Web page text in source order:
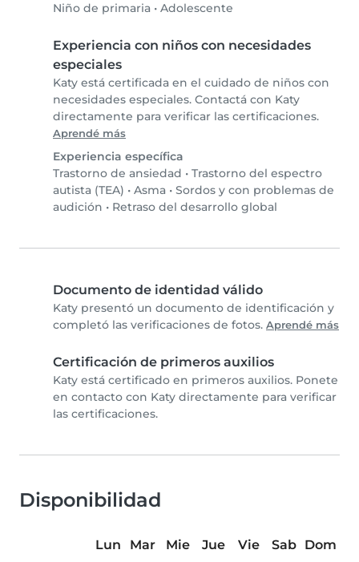
Niño de primaria • Adolescente
Experiencia con niños con necesidades
especiales
Katy está certificada en el cuidado de niños con
necesidades especiales. Contactá con Katy
directamente para verificar las certificaciones.
Aprendé más
Experiencia específica
Trastorno de ansiedad • Trastorno del espectro
autista (TEA) • Asma • Sordos y con problemas de
audición • Retraso del desarrollo global
Documento de identidad válido
Katy presentó un documento de identificación y
completó las verificaciones de fotos. Aprendé más
Certificación de primeros auxilios
Katy está certificado en primeros auxilios. Ponete
en contacto con Katy directamente para verificar
las certificaciones.
Disponibilidad
Lun Mar Mie Jue Vie Sab
Dom